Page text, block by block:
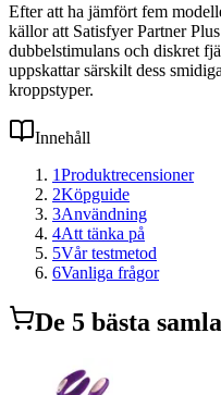
Efter att ha jämfört fem
källor att Satisfyer Partner
dubbelstimulans och diskret
uppskattar särskilt dess
kroppstyper.
Innehåll
1Produktrecensioner
2Köpguide
3Användning
4Att tänka på
5Vår testmetod
6Vanliga frågor
De 5 bästa